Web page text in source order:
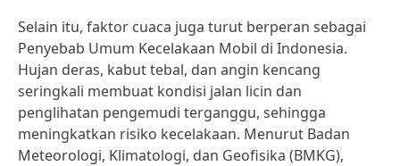
Selain itu, faktor cuaca juga turut berperan sebagai
Penyebab Umum Kecelakaan Mobil di Indonesia.
Hujan deras, kabut tebal, dan angin kencang
seringkali membuat kondisi jalan licin dan
penglihatan pengemudi terganggu, sehingga
meningkatkan risiko kecelakaan. Menurut Badan
Meteorologi, Klimatologi, dan Geofisika (BMKG),